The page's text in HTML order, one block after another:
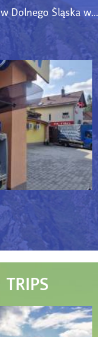
Park Miniatur Zabytków Dolnego Śląska w Kowarach
TRIPS